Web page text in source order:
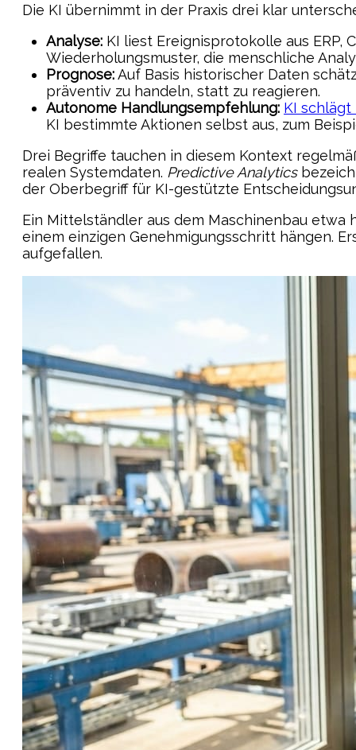
Die KI übernimmt in der Praxis drei klar
Analyse: KI liest Ereignisprotokolle aus ERP,
Wiederholungsmuster, die menschliche
Prognose:Auf Basis historischer Daten
präventiv zu handeln, statt zu reagieren.
Autonome Handlungsempfehlung: KI
KI bestimmte Aktionen selbst aus, zum
Drei Begriffe tauchen in diesem Kontext
realen Systemdaten. Predictive Analytics
der Oberbegriff für KI-gestützte
Ein Mittelständler aus dem Maschinenbau
einem einzigen Genehmigungsschritt hängen.
aufgefallen.